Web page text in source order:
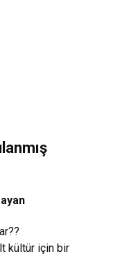
kültür için bir